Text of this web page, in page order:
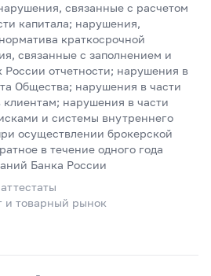
связанные с расчетом
капитала; нарушения,
краткосрочной
связанные с заполнением и
России отчетности; нарушения в
Общества; нарушения в части
клиентам; нарушения в части
и системы внутреннего
осуществлении брокерской
в течение одного года
Банка России
и товарный рынок